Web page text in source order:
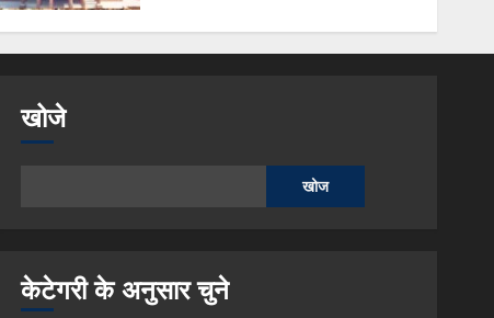
खोजे
खोज
केटेगरी के अनुसार चुने